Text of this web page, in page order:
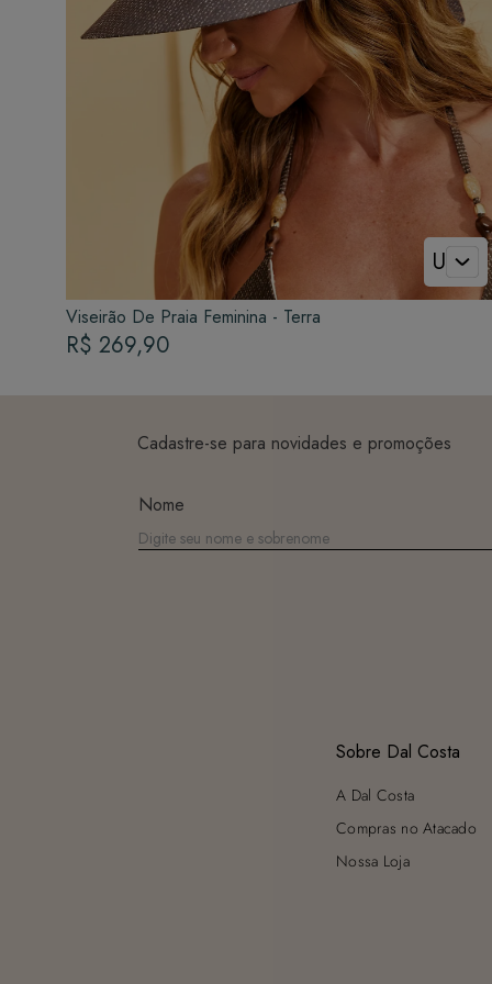
U
Viseirão De Praia Feminina - Terra
R$ 269,90
Cadastre-se para novidades e promoções
Nome
Sobre Dal Costa
A Dal Costa
Compras no Atacado
Nossa Loja